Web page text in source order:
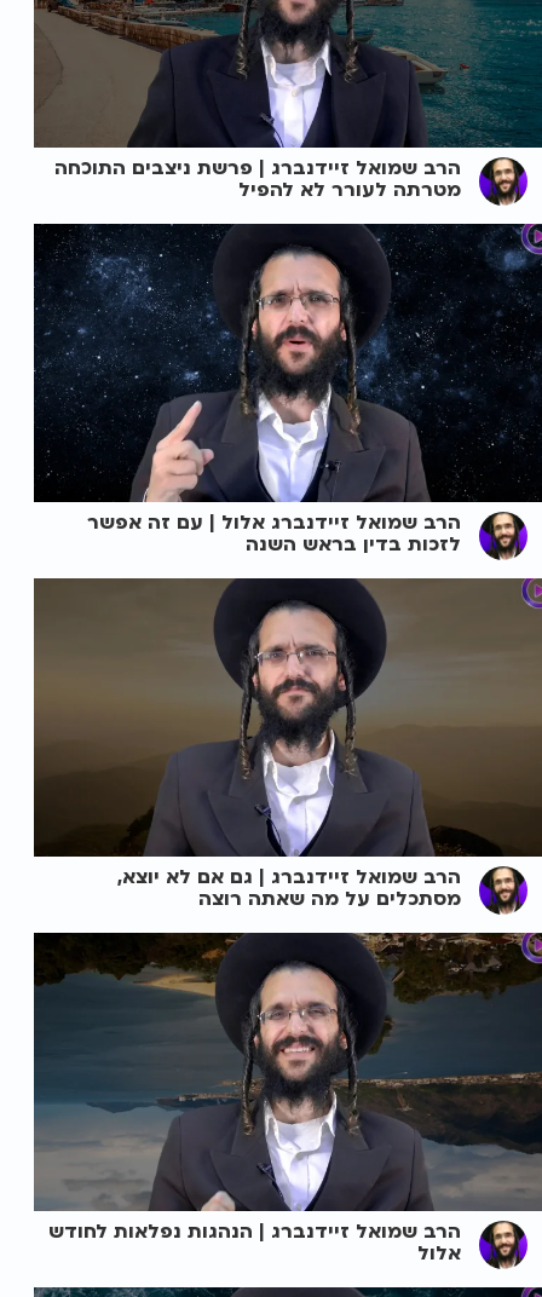
הרב שמואל זיידנברג | פרשת ניצבים התוכחה
מטרתה לעורר לא להפיל
הרב שמואל זיידנברג אלול | עם זה אפשר
לזכות בדין בראש השנה
הרב שמואל זיידנברג | גם אם לא יוצא,
מסתכלים על מה שאתה רוצה
הרב שמואל זיידנברג | הנהגות נפלאות לחודש
אלול